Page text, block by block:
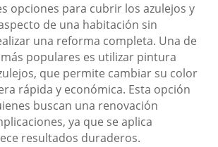
opciones para cubrir los azulejos y
de una habitación sin
una reforma completa. Una de
populares es utilizar pintura
que permite cambiar su color
rápida y económica. Esta opción
buscan una renovación
ya que se aplica
resultados duraderos.